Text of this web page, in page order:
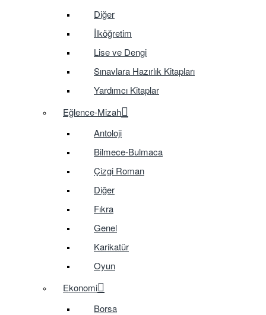
Diğer
İlköğretim
Lise ve Dengi
Sınavlara Hazırlık Kitapları
Yardımcı Kitaplar
Eğlence-Mizah
Antoloji
Bilmece-Bulmaca
Çizgi Roman
Diğer
Fıkra
Genel
Karikatür
Oyun
Ekonomi
Borsa